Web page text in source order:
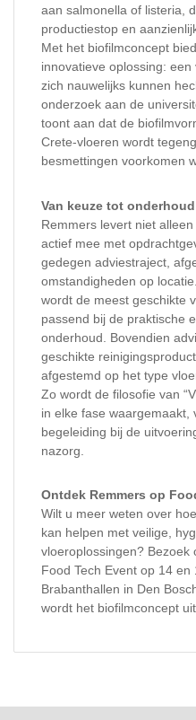
aan salmonella of listeria,
productiestop en
Met het biofilmconcept
innovatieve oplossing:
zich nauwelijks kunnen
onderzoek aan de
toont aan dat de
Crete-vloeren wordt
besmettingen voorkomen
Van keuze tot
Remmers levert niet
actief mee met
gedegen adviestraject,
omstandigheden op
wordt de meest geschikte
passend bij de praktische
onderhoud. Bovendien
geschikte
afgestemd op het type
Zo wordt de filosofie van
in elke fase waargemaakt,
begeleiding bij de
nazorg.
Ontdek Remmers op
Wilt u meer weten over
kan helpen met veilige,
vloeroplossingen? Bezoek
Food Tech Event op 14 en
Brabanthallen in Den
wordt het biofilmconcept